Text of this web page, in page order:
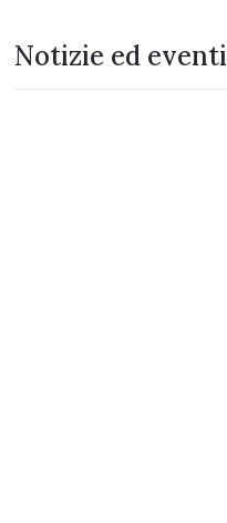
Notizie ed eventi